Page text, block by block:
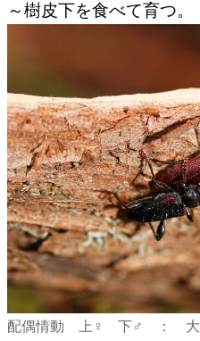
～樹皮下を食べて育つ。
配偶情動 上♀ 下♂ ： 大